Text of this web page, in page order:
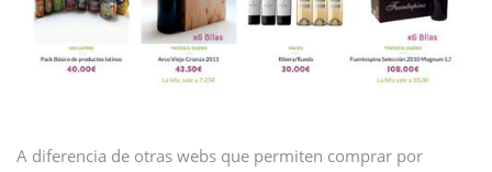
A diferencia de otras webs que permiten comprar por